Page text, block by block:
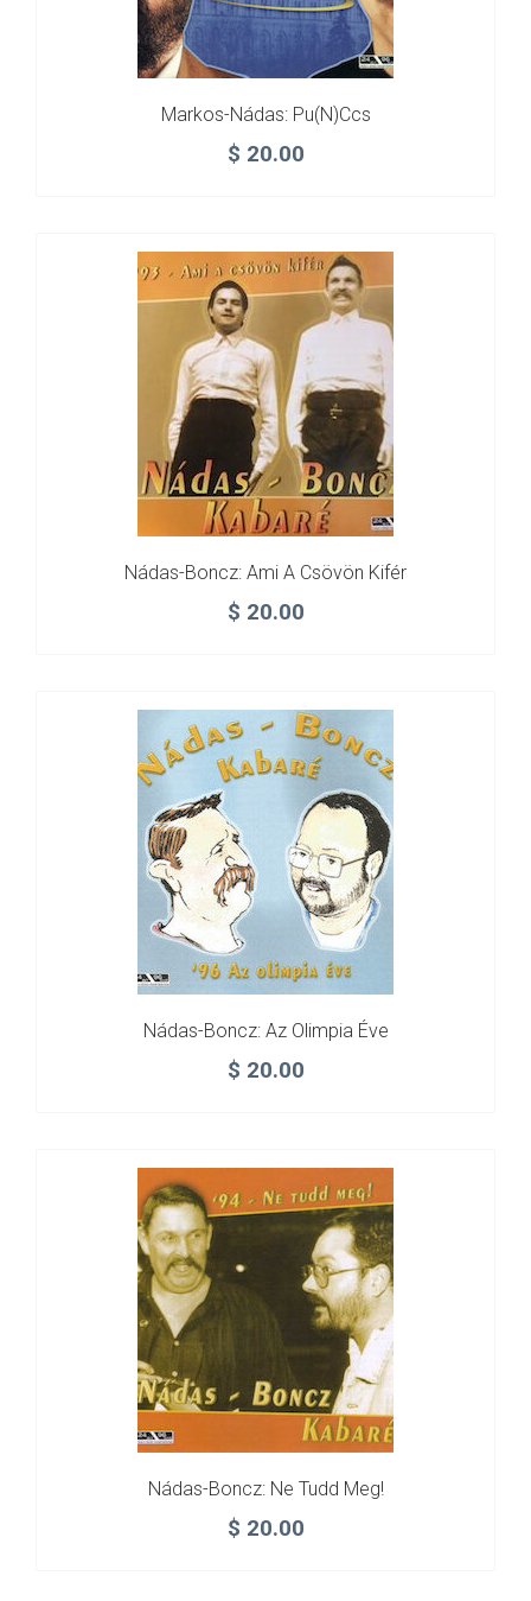
Markos-Nádas: Pu(n)ccs
$ 20.00
Nádas-Boncz: Ami A Csövön Kifér
$ 20.00
Nádas-Boncz: Az Olimpia Éve
$ 20.00
Nádas-Boncz: Ne Tudd Meg!
$ 20.00